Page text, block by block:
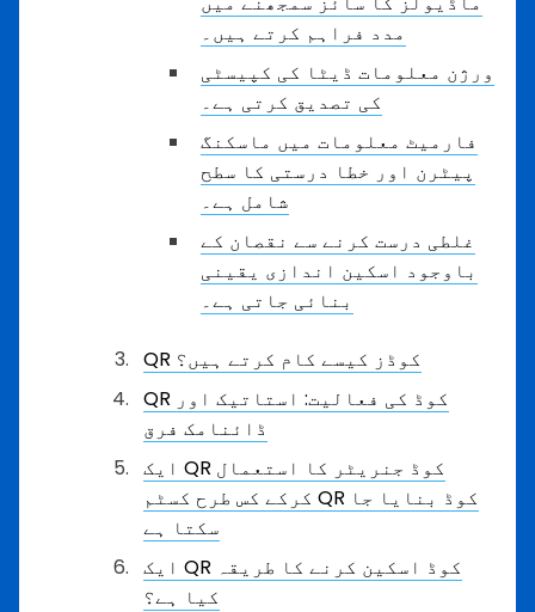
مدد فراہم کرتے ہیں۔
ورژن معلومات ڈیٹا کی کپیسٹی
کی تصدیق کرتی ہے۔
فارمیٹ معلومات میں ماسکنگ
پیٹرن اور خطا درستی کا سطح
شامل ہے۔
غلطی درست کرنے سے نقصان کے
باوجود اسکین اندازی یقینی
بنائی جاتی ہے۔
QR کوڈز کیسے کام کرتے ہیں؟
QR کوڈ کی فعالیت: استاتیک اور
ڈائنامک فرق
ایک QR کوڈ جنریٹر کا استعمال
کرکے کس طرح کسٹم QR کوڈ بنایا جا
سکتا ہے
ایک QR کوڈ اسکین کرنے کا طریقہ
کیا ہے؟